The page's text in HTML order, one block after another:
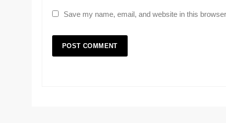
Save my name, email, and website in this